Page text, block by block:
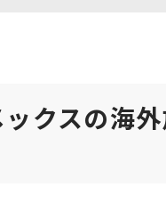
クスの海